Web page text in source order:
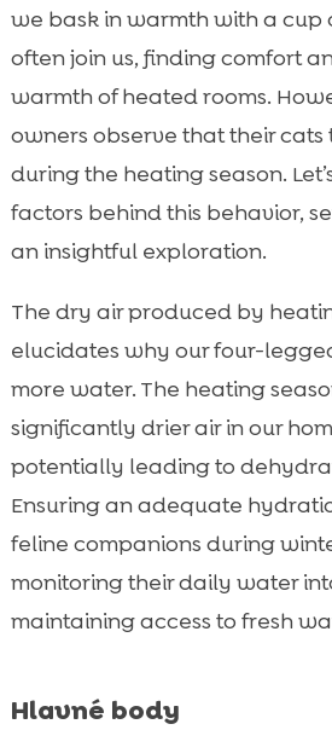
 Vplyv vykurovania na
 Teplotné zmeny a ich
 Príznaky dehydratácie u
Skryté zdroje vody pre
 Produkty pre udržanie
 Plynulé prechody medzi
 Doplnky pre zdravie
 Vplyv potravy na
 Purrfect Life stelivo pre
 Ako povzbudiť mačku k
 Starostlivosť o staršie
 Záver
 FAQ
we bask in warmth with a cup
often join us, finding comfort
warmth of heated rooms.
owners observe that their
during the heating season.
factors behind this behavior,
an insightful exploration.
The dry air produced by
elucidates why our four-
more water. The heating
significantly drier air in our
potentially leading to
Ensuring an adequate
feline companions during
monitoring their daily water
maintaining access to fresh
Hlavné body